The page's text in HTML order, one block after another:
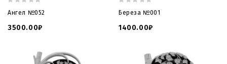
Ангел №052
3500.00₽
Береза №001
1400.00₽